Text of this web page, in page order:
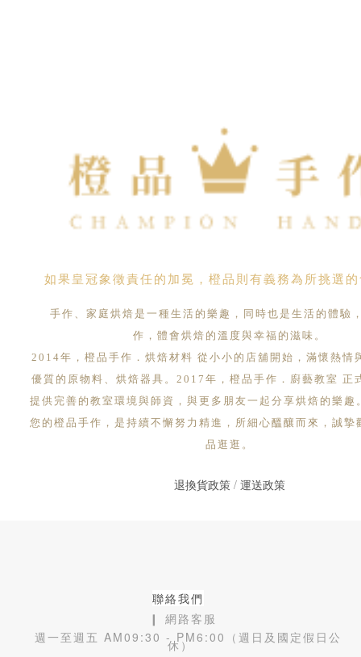
如果皇冠象徵責任的加冕，橙品則有義務為所挑選
手作、家庭烘焙是一種生活的樂趣，同時也是生活的體驗
作，體會烘焙的溫度與幸福的滋味。
2014年，橙品手作．烘焙材料 從小小的店舖開始，滿懷熱情
優質的原物料、烘焙器具。2017年，橙品手作．廚藝教室 正
提供完善的教室環境與師資，與更多朋友一起分享烘焙的樂趣
您的橙品手作，是持續不懈努力精進，所細心醞釀而來，誠摯
品逛逛。
退換貨政策/ 運送政策
聯絡我們
❙ 網路客服
週一至週五 AM09:30 - PM6:00（週日及國定假日公
休）